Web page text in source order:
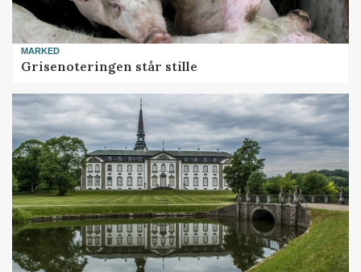
MARKED
Grisenoteringen står stille